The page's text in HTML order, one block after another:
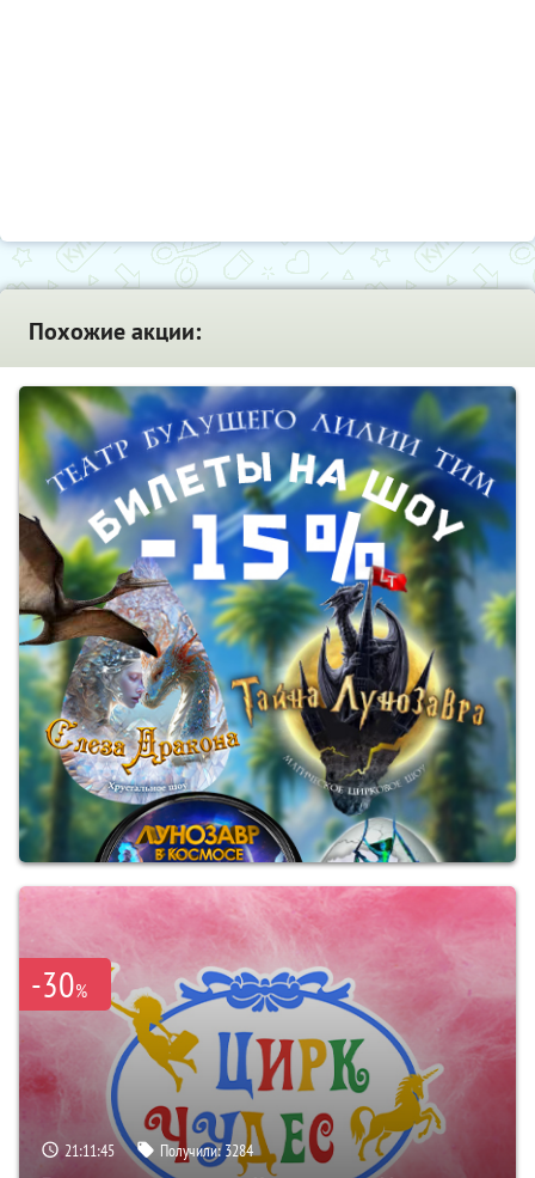
Похожие акции:
-30%
21:11:43 Получили:3284